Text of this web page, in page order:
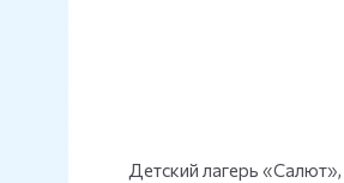
Детский лагерь